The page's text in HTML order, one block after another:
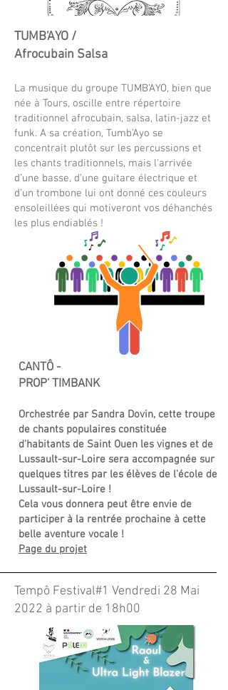
TUMB'AYO /
Afrocubain Salsa
La musique du groupe TUMB'AYO, bien que
née à Tours, oscille entre répertoire
traditionnel afrocubain, salsa, latin-jazz et
funk. A sa création, Tumb’Ayo se
concentrait plutôt sur les percussions et
les chants traditionnels, mais l'arrivée
d’une basse, d’une guitare électrique et
d'un trombone lui ont donné ces couleurs
ensoleillées qui motiveront vos déhanchés
les plus endiablés !
CANTÔ -
PROP' TIMBANK
Orchestrée par Sandra Dovin, cette troupe
de chants populaires constituée
d'habitants de Saint Ouen les vignes et de
Lussault-sur-Loire sera accompagnée sur
quelques titres par les élèves de l'école de
Lussault-sur-Loire !
Cela vous donnera peut être envie de
participer à la rentrée prochaine à cette
belle aventure vocale !
Page du projet
Tempô Festival#1 Vendredi 28 Mai
2022 à partir de 18h00